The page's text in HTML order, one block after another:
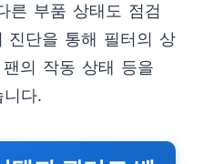
른 부품 상태도 점검
진단을 통해 필터의 상
의 작동 상태 등을
다.